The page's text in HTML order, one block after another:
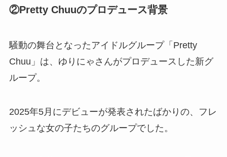
②Pretty Chuuのプロデュース背景
騒動の舞台となったアイドルグループ「Pretty
Chuu」は、ゆりにゃさんがプロデュースした新グ
ループ。
2025年5月にデビューが発表されたばかりの、フレ
ッシュな女の子たちのグループでした。